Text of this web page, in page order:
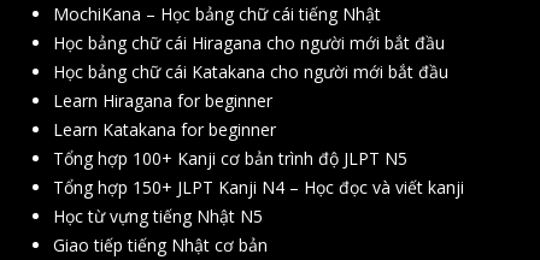
MochiKana – Học bảng chữ cái tiếng Nhật
Học bảng chữ cái Hiragana cho người mới bắt đầu
Học bảng chữ cái Katakana cho người mới bắt đầu
Learn Hiragana for beginner
Learn Katakana for beginner
Tổng hợp 100+ Kanji cơ bản trình độ JLPT N5
Tổng hợp 150+ JLPT Kanji N4 – Học đọc và viết kanji
Học từ vựng tiếng Nhật N5
Giao tiếp tiếng Nhật cơ bản